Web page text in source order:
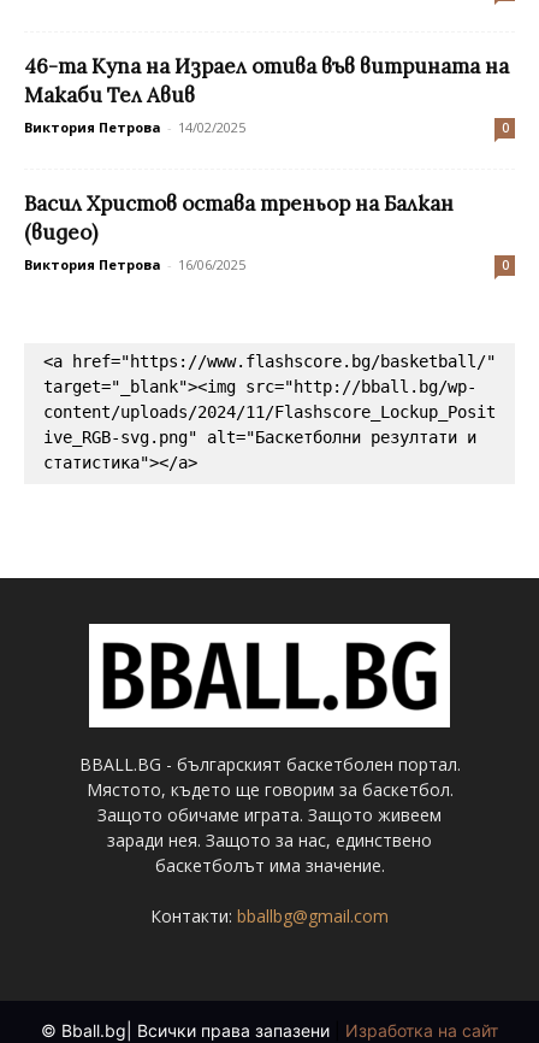
46-та Купа на Израел отива във витрината на
Макаби Тел Авив
Виктория Петрова - 14/02/2025 0
Васил Христов остава треньор на Балкан
(видео)
Виктория Петрова - 16/06/2025 0
<a href="https://www.flashscore.bg/basketball/"
target="_blank"><img src="http://bball.bg/wp-
content/uploads/2024/11/Flashscore_Lockup_Posit
ive_RGB-svg.png" alt="Баскетболни резултати и
статистика"></a>
BBALL.BG - българският баскетболен портал.
Мястото, където ще говорим за баскетбол.
Защото обичаме играта. Защото живеем
заради нея. Защото за нас, единствено
баскетболът има значение.
Контакти: bballbg@gmail.com
© Bball.bg| Всички права запазени Изработка на сайт